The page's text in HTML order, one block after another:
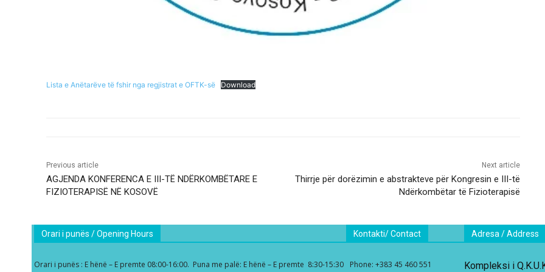
Lista e Anëtarëve të fshir nga regjistrat e OFTK-së Download
Previous article
AGJENDA KONFERENCA E III-TË NDËRKOMBËTARE E
FIZIOTERAPISË NË KOSOVË
Next article
Thirrje për dorëzimin e abstrakteve për Kongresin e III-të
Ndërkombëtar të Fizioterapisë
Orari i punës / Opening Hours
Orari i punës : E hënë – E premte 08:00-16:00. Puna me palë: E hënë – E premte 8:30-15:30
Kontakti/ Contact
Phone: +383 45 460 551
Adresa / Address
Kompleksi i